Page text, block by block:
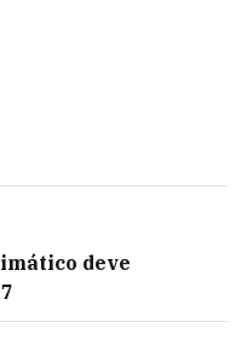
deve